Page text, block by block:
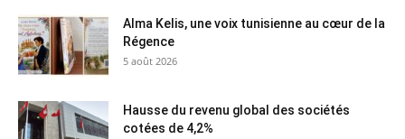
Alma Kelis, une voix tunisienne au cœur de la
Régence
5 août 2026
Hausse du revenu global des sociétés
cotées de 4,2%